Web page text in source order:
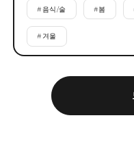
#음식/술 #봄
# 겨울